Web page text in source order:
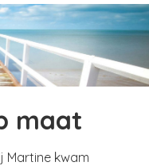
maat
Martine kwam